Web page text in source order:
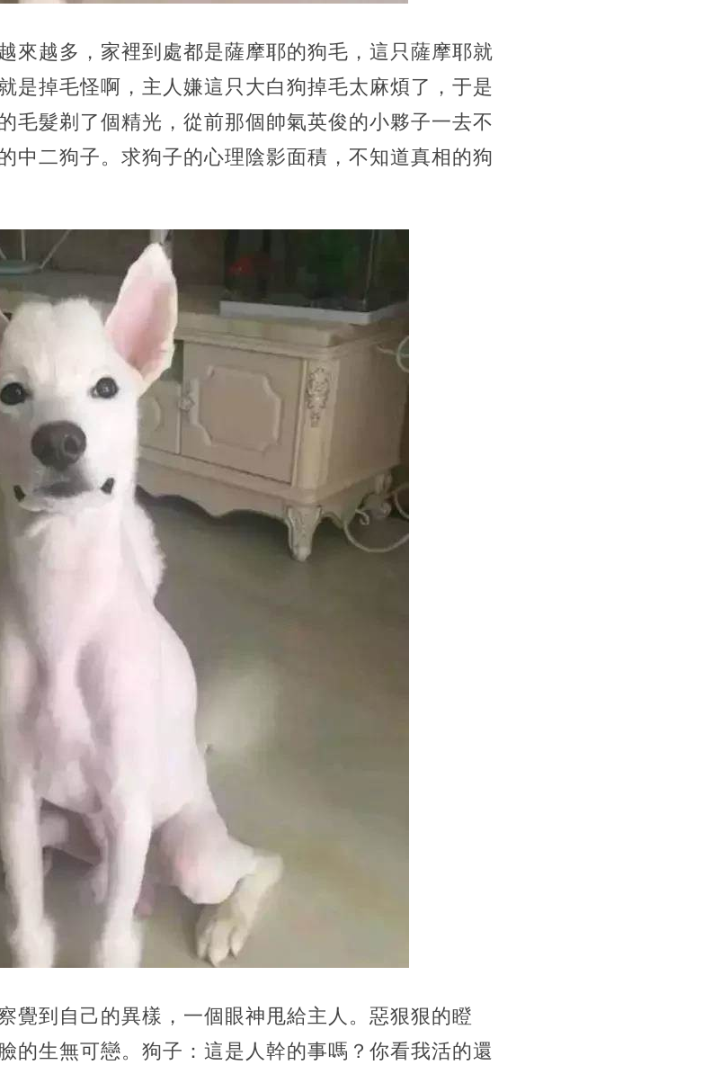
來越多，家裡到處都是薩摩耶的狗毛，這只薩摩耶就
是掉毛怪啊，主人嫌這只大白狗掉毛太麻煩了，于是
毛髮剃了個精光，從前那個帥氣英俊的小夥子一去不
中二狗子。求狗子的心理陰影面積，不知道真相的狗
覺到自己的異樣，一個眼神甩給主人。惡狠狠的瞪
的生無可戀。狗子：這是人幹的事嗎？你看我活的還